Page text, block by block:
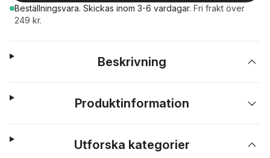
Beställningsvara. Skickas inom 3-6 vardagar. Fri frakt över
249 kr.
Beskrivning
Produktinformation
Utforska kategorier